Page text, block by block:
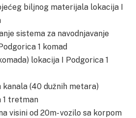
biljnog materijala lokacija I
sistema za navodnjavanje
1 komad
lokacija I Podgorica 1
kanala (40 dužnih metara)
1 tretman
visini od 20m- vozilo sa korpom